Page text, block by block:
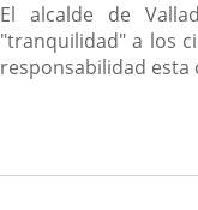
El alcalde de
"tranquilidad" a los
responsabilidad esta